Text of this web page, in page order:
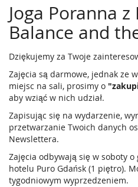
Joga Poranna z
Balance and
Dziękujemy za Twoje
Zajęcia są darmowe, jednak ze
miejsc na sali, prosimy o
aby wziąć w nich udział.
Zapisując się na wydarzenie,
przetwarzanie Twoich danych
Newslettera.
Zajęcia odbywają się w soboty
hotelu Puro Gdańsk (1 piętro).
tygodniowym wyprzedzeniem.